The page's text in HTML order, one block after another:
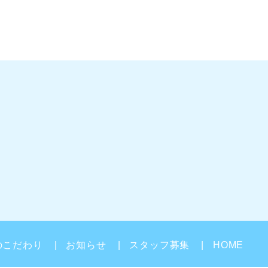
だわり お知らせ スタッフ募集 HOME